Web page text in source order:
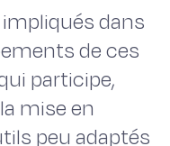
dans
de ces
participe,
mise en
peu adaptés